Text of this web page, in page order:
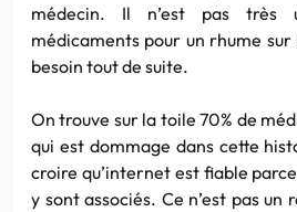
médecin. Il n’est pas très
médicaments pour un rhume sur
besoin tout de suite.
On trouve sur la toile 70% de
qui est dommage dans cette
croire qu’internet est fiable
y sont associés. Ce n’est pas